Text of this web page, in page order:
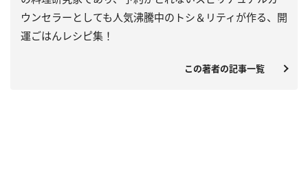
ウンセラーとしても人気沸騰中のトシ＆リティが作る、開
運ごはんレシピ集！
この著者の記事一覧